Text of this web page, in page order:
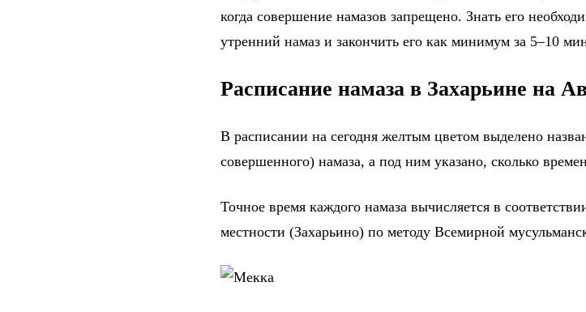
когда совершение намазов запрещено. Знать его
утренний намаз и закончить его как минимум за 5–10
Расписание намаза в Захарьине на
В расписании на сегодня желтым цветом выделено
совершенного) намаза, а под ним указано, сколько
Точное время каждого намаза вычисляется в
местности (Захарьино) по методу Всемирной